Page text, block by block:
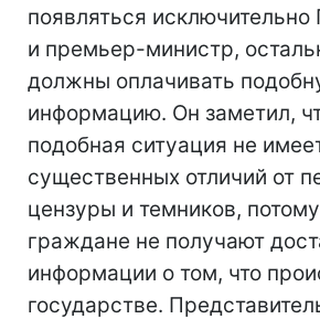
появляться исключительно
и премьер-министр,
должны оплачивать
информацию. Он заметил,
подобная ситуация не
существенных отличий от
цензуры и темников,
граждане не получают
информации о том, что
государстве.